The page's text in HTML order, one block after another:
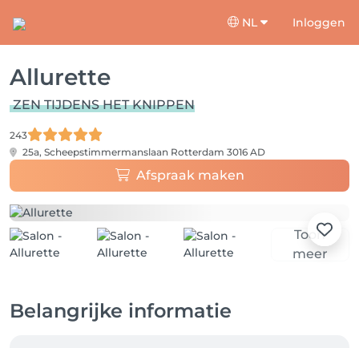
NL Inloggen
Allurette
ZEN TIJDENS HET KNIPPEN
243
25a, Scheepstimmermanslaan Rotterdam 3016 AD
Afspraak maken
Toon
meer
Belangrijke informatie